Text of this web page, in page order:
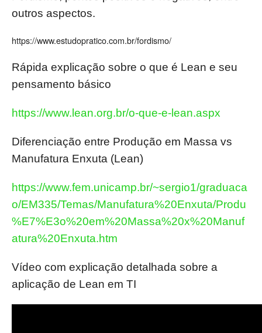
outros aspectos.
https://www.estudopratico.com.br/fordismo/
Rápida explicação sobre o que é Lean e seu
pensamento básico
https://www.lean.org.br/o-que-e-lean.aspx
Diferenciação entre Produção em Massa vs
Manufatura Enxuta (Lean)
https://www.fem.unicamp.br/~sergio1/graduaca
o/EM335/Temas/Manufatura%20Enxuta/Produ
%E7%E3o%20em%20Massa%20x%20Manuf
atura%20Enxuta.htm
Vídeo com explicação detalhada sobre a
aplicação de Lean em TI